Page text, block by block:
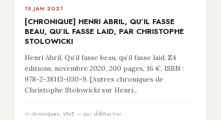
15 JAN 2021
[CHRONIQUE] HENRI ABRIL, QU’IL FASSE
BEAU, QU’IL FASSE LAID, PAR CHRISTOPHE
STOLOWICKI
Henri Abril, Qu’il fasse beau, qu’il fasse laid, Z4
éditions, novembre 2020, 200 pages, 16 €, ISBN :
978-2-38113-030-9. [Autres chroniques de
Christophe Stolowicki sur Henri...
in chroniques, UNE — par rÃ©daction